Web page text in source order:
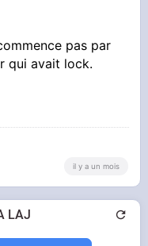
pas par
qui avait lock.
il y a un mois
LAJ